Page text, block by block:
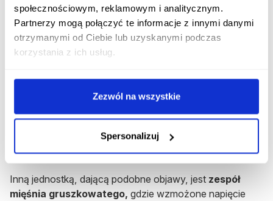
społecznościowym, reklamowym i analitycznym.
Partnerzy mogą połączyć te informacje z innymi danymi
otrzymanymi od Ciebie lub uzyskanymi podczas
korzystania z ich usług.
Zezwól na wszystkie
Spersonalizuj
największy nerw w ludzkim ciele, dlatego objawy
związane z jego uciskiem są tak dotkliwe, a ból
promieniuje do tak wielu okolic.
Inne przyczyny
Inne przyczyny rwy kulszowej to:stenoza kanału
urazy kręgosłupa lub mięśni
przykręgosłupowych. Rzadziej ból korzeniowy może być
nowotworowe lub zmiany ropne w obrębie kanału
kręgowego.
Inną jednostką, dającą podobne objawy, jest zespół
mięśnia gruszkowatego, gdzie wzmożone napięcie